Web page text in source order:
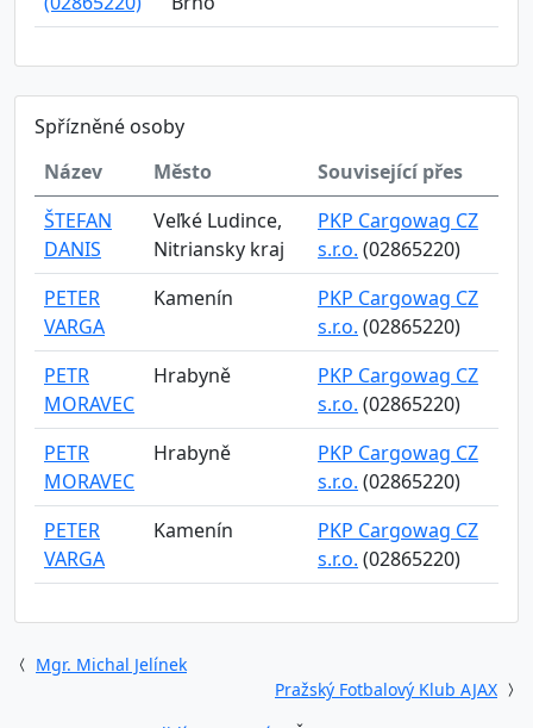
Spřízněné osoby
Název
Město
Související přes
ŠTEFAN
DANIS
Veľké Ludince,
Nitriansky kraj
PKP Cargowag CZ
s.r.o. (02865220)
PETER
VARGA
Kamenín
PKP Cargowag CZ
s.r.o. (02865220)
PETR
MORAVEC
Hrabyně
PKP Cargowag CZ
s.r.o. (02865220)
PETR
MORAVEC
Hrabyně
PKP Cargowag CZ
s.r.o. (02865220)
PETER
VARGA
Kamenín
PKP Cargowag CZ
s.r.o. (02865220)
Mgr. Michal Jelínek
Pražský Fotbalový Klub AJAX